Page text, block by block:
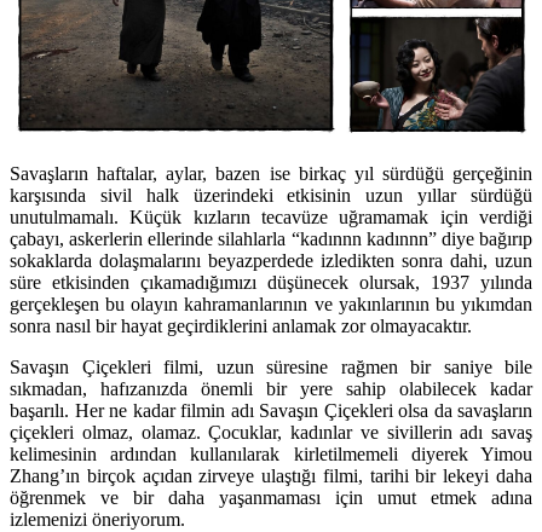
Savaşların haftalar, aylar, bazen ise birkaç yıl sürdüğü gerçeğinin
karşısında sivil halk üzerindeki etkisinin uzun yıllar sürdüğü
unutulmamalı. Küçük kızların tecavüze uğramamak için verdiği
çabayı, askerlerin ellerinde silahlarla “kadınnn kadınnn” diye bağırıp
sokaklarda dolaşmalarını beyazperdede izledikten sonra dahi, uzun
süre etkisinden çıkamadığımızı düşünecek olursak, 1937 yılında
gerçekleşen bu olayın kahramanlarının ve yakınlarının bu yıkımdan
sonra nasıl bir hayat geçirdiklerini anlamak zor olmayacaktır.
Savaşın Çiçekleri filmi, uzun süresine rağmen bir saniye bile
sıkmadan, hafızanızda önemli bir yere sahip olabilecek kadar
başarılı. Her ne kadar filmin adı Savaşın Çiçekleri olsa da savaşların
çiçekleri olmaz, olamaz. Çocuklar, kadınlar ve sivillerin adı savaş
kelimesinin ardından kullanılarak kirletilmemeli diyerek Yimou
Zhang’ın birçok açıdan zirveye ulaştığı filmi, tarihi bir lekeyi daha
öğrenmek ve bir daha yaşanmaması için umut etmek adına
izlemenizi öneriyorum.